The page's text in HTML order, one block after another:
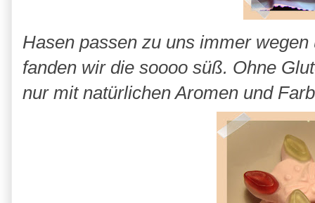
Hasen passen zu uns immer
fanden wir die soooo süß. Ohne
nur mit natürlichen Aromen und